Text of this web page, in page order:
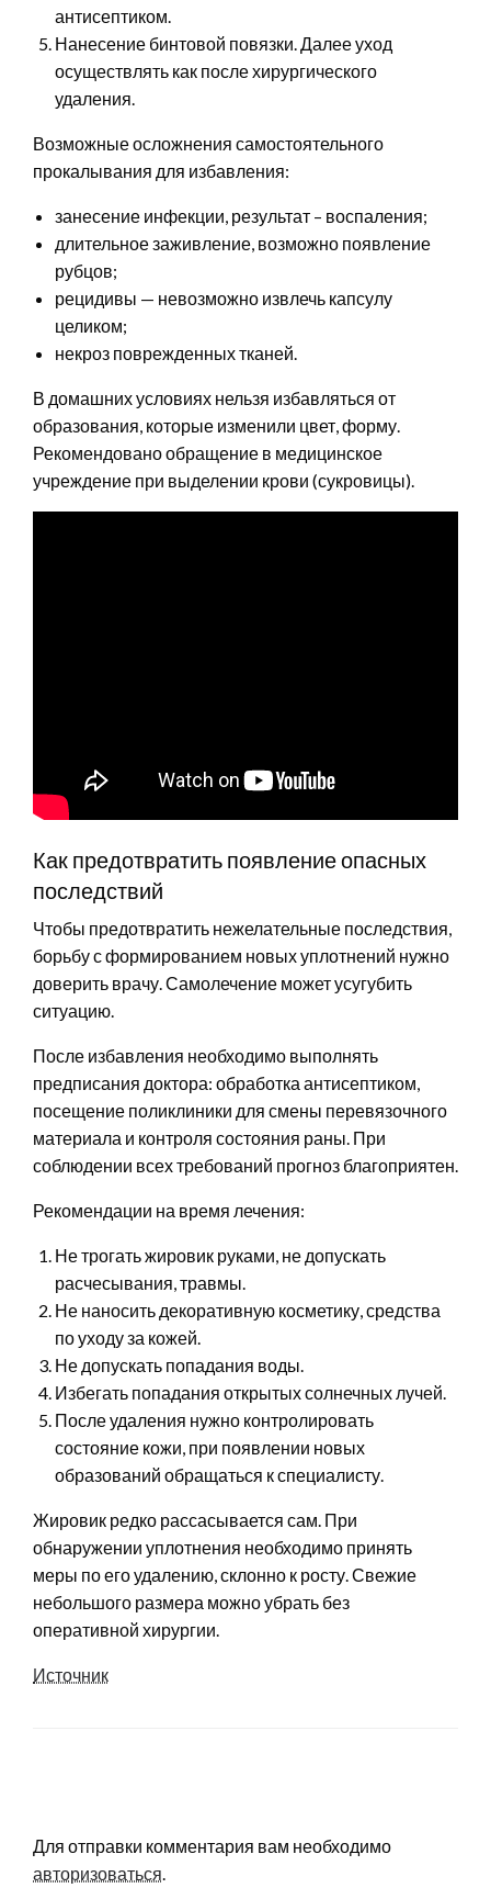
антисептиком.
Нанесение бинтовой повязки. Далее уход
осуществлять как после хирургического
удаления.
Возможные осложнения самостоятельного
прокалывания для избавления:
занесение инфекции, результат – воспаления;
длительное заживление, возможно появление
рубцов;
рецидивы — невозможно извлечь капсулу
целиком;
некроз поврежденных тканей.
В домашних условиях нельзя избавляться от
образования, которые изменили цвет, форму.
Рекомендовано обращение в медицинское
учреждение при выделении крови (сукровицы).
Как предотвратить появление опасных
последствий
Чтобы предотвратить нежелательные последствия,
борьбу с формированием новых уплотнений нужно
доверить врачу. Самолечение может усугубить
ситуацию.
После избавления необходимо выполнять
предписания доктора: обработка антисептиком,
посещение поликлиники для смены перевязочного
материала и контроля состояния раны. При
соблюдении всех требований прогноз благоприятен.
Рекомендации на время лечения:
Не трогать жировик руками, не допускать
расчесывания, травмы.
Не наносить декоративную косметику, средства
по уходу за кожей.
Не допускать попадания воды.
Избегать попадания открытых солнечных лучей.
После удаления нужно контролировать
состояние кожи, при появлении новых
образований обращаться к специалисту.
Жировик редко рассасывается сам. При
обнаружении уплотнения необходимо принять
меры по его удалению, склонно к росту. Свежие
небольшого размера можно убрать без
оперативной хирургии.
Источник
Для отправки комментария вам необходимо
авторизоваться.